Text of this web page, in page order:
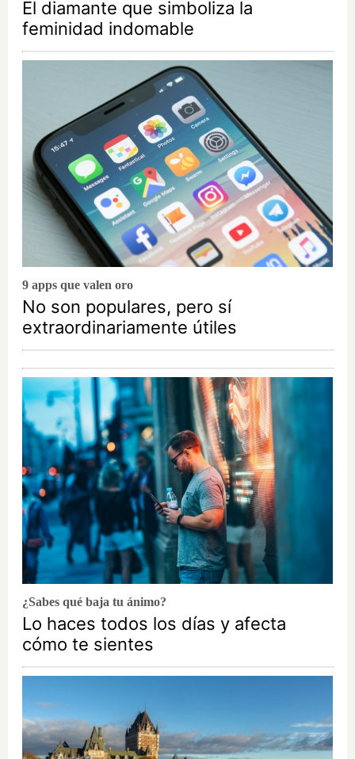
El diamante que simboliza la
feminidad indomable
9 apps que valen oro
No son populares, pero sí
extraordinariamente útiles
¿Sabes qué baja tu ánimo?
Lo haces todos los días y afecta
cómo te sientes